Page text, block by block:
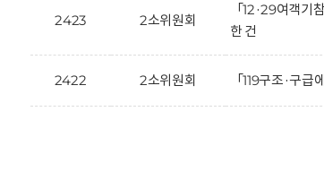
2423 2소위원회
「12·29여객기
한 건
2422 2소위원회 「119구조·구